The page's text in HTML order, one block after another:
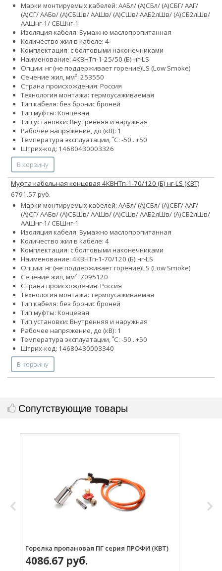
Марки монтируемых кабелей: ААБл/ (А)СБл/ (А)СБГ/ ААГ/
(А)СГ/ ААБв/ (А)СБШв/ ААШв/ (А)СШв/ ААБ2лШв/ (А)СБ2лШв/
ААШнг-1/ СБШнг-1
Изоляция кабеля: Бумажно маслопропитанная
Количество жил в кабеле: 4
Комплектация: с болтовыми наконечниками
Наименование: 4КВНТп-1-25/50 (Б) нг-LS
Опции: нг (не поддерживает горение)LS (Low Smoke)
Сечение жил, мм²: 253550
Страна происхождения: Россия
Технология монтажа: термоусаживаемая
Тип кабеля: без бронис броней
Тип муфты: Концевая
Тип установки: Внутренняя и наружная
Рабочее напряжение, до (кВ): 1
Температура эксплуатации, ˚С: -50...+50
Штрих-код: 14680430003326
В корзину
Муфта кабельная концевая 4КВНТп-1-70/120 (Б) нг-LS (КВТ)
6791.57 руб.
Марки монтируемых кабелей: ААБл/ (А)СБл/ (А)СБГ/ ААГ/
(А)СГ/ ААБв/ (А)СБШв/ ААШв/ (А)СШв/ ААБ2лШв/ (А)СБ2лШв/
ААШнг-1/ СБШнг-1
Изоляция кабеля: Бумажно маслопропитанная
Количество жил в кабеле: 4
Комплектация: с болтовыми наконечниками
Наименование: 4КВНТп-1-70/120 (Б) нг-LS
Опции: нг (не поддерживает горение)LS (Low Smoke)
Сечение жил, мм²: 7095120
Страна происхождения: Россия
Технология монтажа: термоусаживаемая
Тип кабеля: без бронис броней
Тип муфты: Концевая
Тип установки: Внутренняя и наружная
Рабочее напряжение, до (кВ): 1
Температура эксплуатации, ˚С: -50...+50
Штрих-код: 14680430003340
В корзину
Сопутствующие товары
Горелка пропановая ПГ серия ПРОФИ (КВТ)
4086.67 руб.